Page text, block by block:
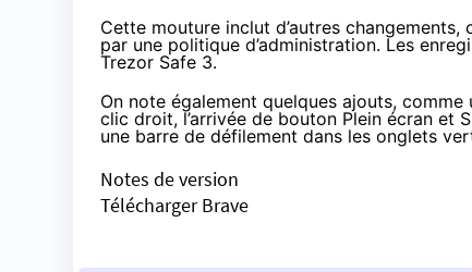
Cette mouture inclut d’autres
par une politique d’administration. Les
Trezor Safe 3.
On note également quelques ajouts,
clic droit, l’arrivée de bouton Plein écran et
une barre de défilement dans les onglets
Notes de version
Télécharger Brave